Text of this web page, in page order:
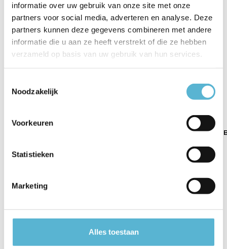
informatie over uw gebruik van onze site met onze
partners voor social media, adverteren en analyse. Deze
partners kunnen deze gegevens combineren met andere
informatie die u aan ze heeft verstrekt of die ze hebben
verzameld op basis van uw gebruik van hun services.
Noodzakelijk
Voorkeuren
Statistieken
Marketing
Alles toestaan
Toon meer
Vergelijk
Kapstok Tenaro